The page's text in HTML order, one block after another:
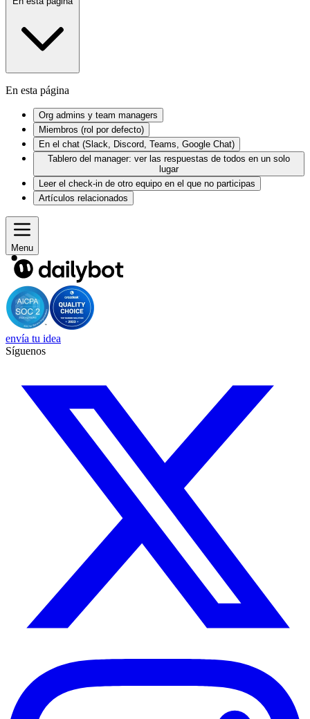
En esta página
Org admins y team managers
Miembros (rol por defecto)
En el chat (Slack, Discord, Teams, Google Chat)
Tablero del manager: ver las respuestas de todos en un solo
lugar
Leer el check-in de otro equipo en el que no participas
Artículos relacionados
Menu
envía tu idea
Síguenos